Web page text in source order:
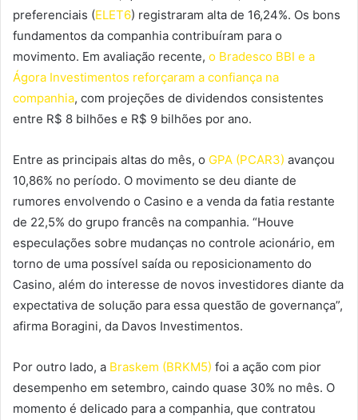
preferenciais (ELET6) registraram alta de 16,24%. Os bons
fundamentos da companhia contribuíram para o
movimento. Em avaliação recente, o Bradesco BBI e a
Ágora Investimentos reforçaram a confiança na
companhia, com projeções de dividendos consistentes
entre R$ 8 bilhões e R$ 9 bilhões por ano.
Entre as principais altas do mês, o GPA (PCAR3) avançou
10,86% no período. O movimento se deu diante de
rumores envolvendo o Casino e a venda da fatia restante
de 22,5% do grupo francês na companhia. “Houve
especulações sobre mudanças no controle acionário, em
torno de uma possível saída ou reposicionamento do
Casino, além do interesse de novos investidores diante da
expectativa de solução para essa questão de governança”,
afirma Boragini, da Davos Investimentos.
Por outro lado, a Braskem (BRKM5) foi a ação com pior
desempenho em setembro, caindo quase 30% no mês. O
momento é delicado para a companhia, que contratou